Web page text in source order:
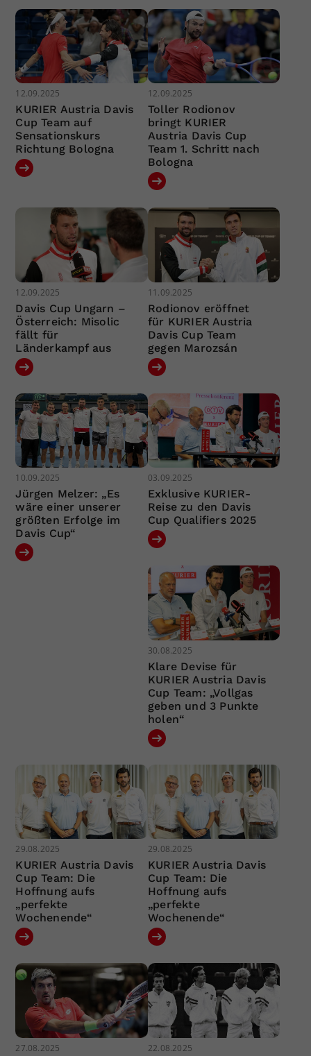
12.09.2025
KURIER Austria Davis
Cup Team auf
Sensationskurs
Richtung Bologna
12.09.2025
Toller Rodionov
bringt KURIER
Austria Davis Cup
Team 1. Schritt nach
Bologna
12.09.2025
Davis Cup Ungarn –
Österreich: Misolic
fällt für
Länderkampf aus
11.09.2025
Rodionov eröffnet
für KURIER Austria
Davis Cup Team
gegen Marozsán
10.09.2025
Jürgen Melzer: „Es
wäre einer unserer
größten Erfolge im
Davis Cup“
03.09.2025
Exklusive KURIER-
Reise zu den Davis
Cup Qualifiers 2025
30.08.2025
Klare Devise für
KURIER Austria Davis
Cup Team: „Vollgas
geben und 3 Punkte
holen“
29.08.2025
KURIER Austria Davis
Cup Team: Die
Hoffnung aufs
„perfekte
Wochenende“
29.08.2025
KURIER Austria Davis
Cup Team: Die
Hoffnung aufs
„perfekte
Wochenende“
27.08.2025 22.08.2025